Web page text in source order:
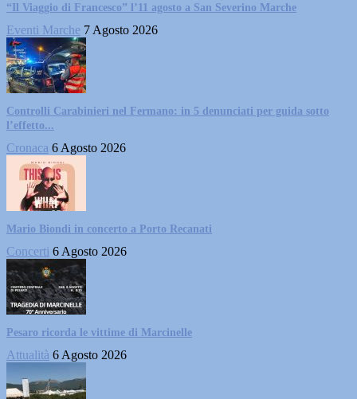
“Il Viaggio di Francesco” l’11 agosto a San Severino Marche
Eventi Marche 7 Agosto 2026
Controlli Carabinieri nel Fermano: in 5 denunciati per guida sotto
l’effetto...
Cronaca 6 Agosto 2026
Mario Biondi in concerto a Porto Recanati
Concerti 6 Agosto 2026
Pesaro ricorda le vittime di Marcinelle
Attualità 6 Agosto 2026